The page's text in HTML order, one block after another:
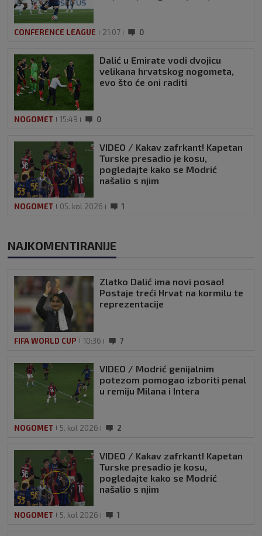
CONFERENCE LEAGUE 21:07 0
Dalić u Emirate vodi dvojicu
velikana hrvatskog nogometa,
evo što će oni raditi
NOGOMET 15:49 0
VIDEO / Kakav zafrkant! Kapetan
Turske presadio je kosu,
pogledajte kako se Modrić
našalio s njim
NOGOMET 05. kol 2026 1
NAJKOMENTIRANIJE
Zlatko Dalić ima novi posao!
Postaje treći Hrvat na kormilu te
reprezentacije
FIFA WORLD CUP 10:36 7
VIDEO / Modrić genijalnim
potezom pomogao izboriti penal
u remiju Milana i Intera
NOGOMET 5. kol 2026 2
VIDEO / Kakav zafrkant! Kapetan
Turske presadio je kosu,
pogledajte kako se Modrić
našalio s njim
NOGOMET 5. kol 2026 1